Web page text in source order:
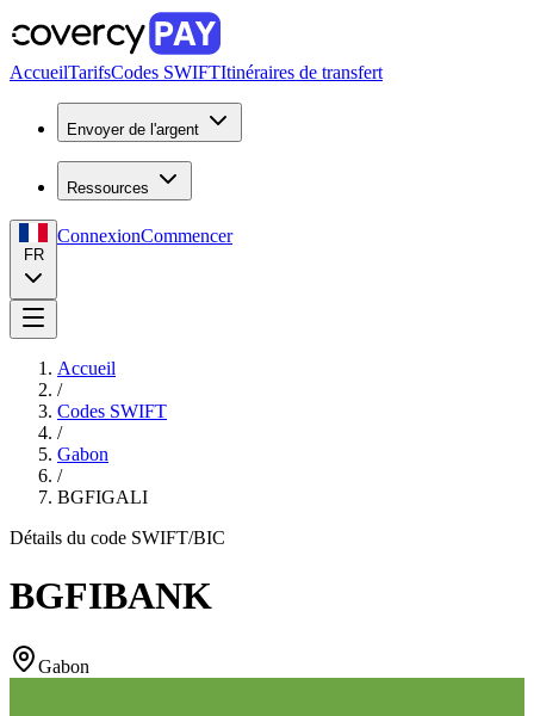
AccueilTarifsCodes SWIFTItinéraires de transfert
Envoyer de l'argent
Ressources
FR
ConnexionCommencer
Accueil
/
Codes SWIFT
/
Gabon
/
BGFIGALI
Détails du code SWIFT/BIC
BGFIBANK
Gabon